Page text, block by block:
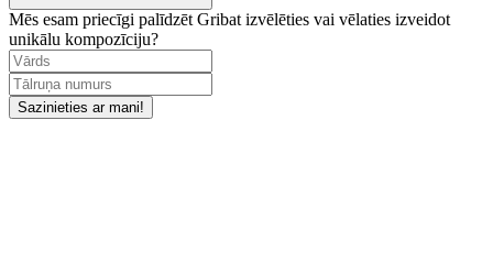
Mēs esam priecīgi palīdzēt Gribat izvēlēties vai vēlaties izveidot
unikālu kompozīciju?
Sazinieties ar mani!